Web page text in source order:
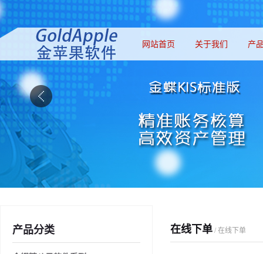
网站首页 关于我们 产
产品分类 在线下单 / 在线下单